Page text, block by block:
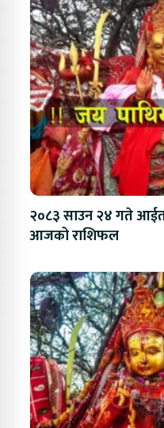
२०८३ साउन २४ गते
आजको राशिफल